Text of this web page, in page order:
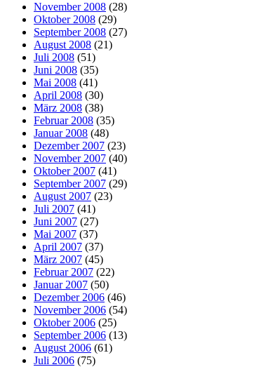
November 2008 (28)
Oktober 2008 (29)
September 2008 (27)
August 2008 (21)
Juli 2008 (51)
Juni 2008 (35)
Mai 2008 (41)
April 2008 (30)
März 2008 (38)
Februar 2008 (35)
Januar 2008 (48)
Dezember 2007 (23)
November 2007 (40)
Oktober 2007 (41)
September 2007 (29)
August 2007 (23)
Juli 2007 (41)
Juni 2007 (27)
Mai 2007 (37)
April 2007 (37)
März 2007 (45)
Februar 2007 (22)
Januar 2007 (50)
Dezember 2006 (46)
November 2006 (54)
Oktober 2006 (25)
September 2006 (13)
August 2006 (61)
Juli 2006 (75)